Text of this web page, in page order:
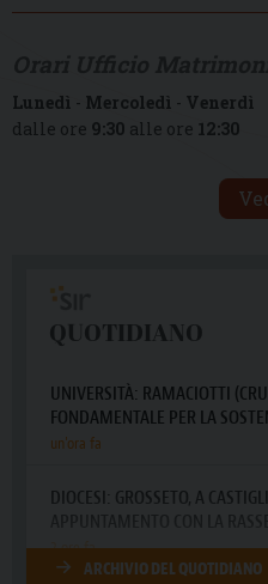
Lunedì - Mercoledì - Venerdì
dalle ore 9:30 alle ore 12:30